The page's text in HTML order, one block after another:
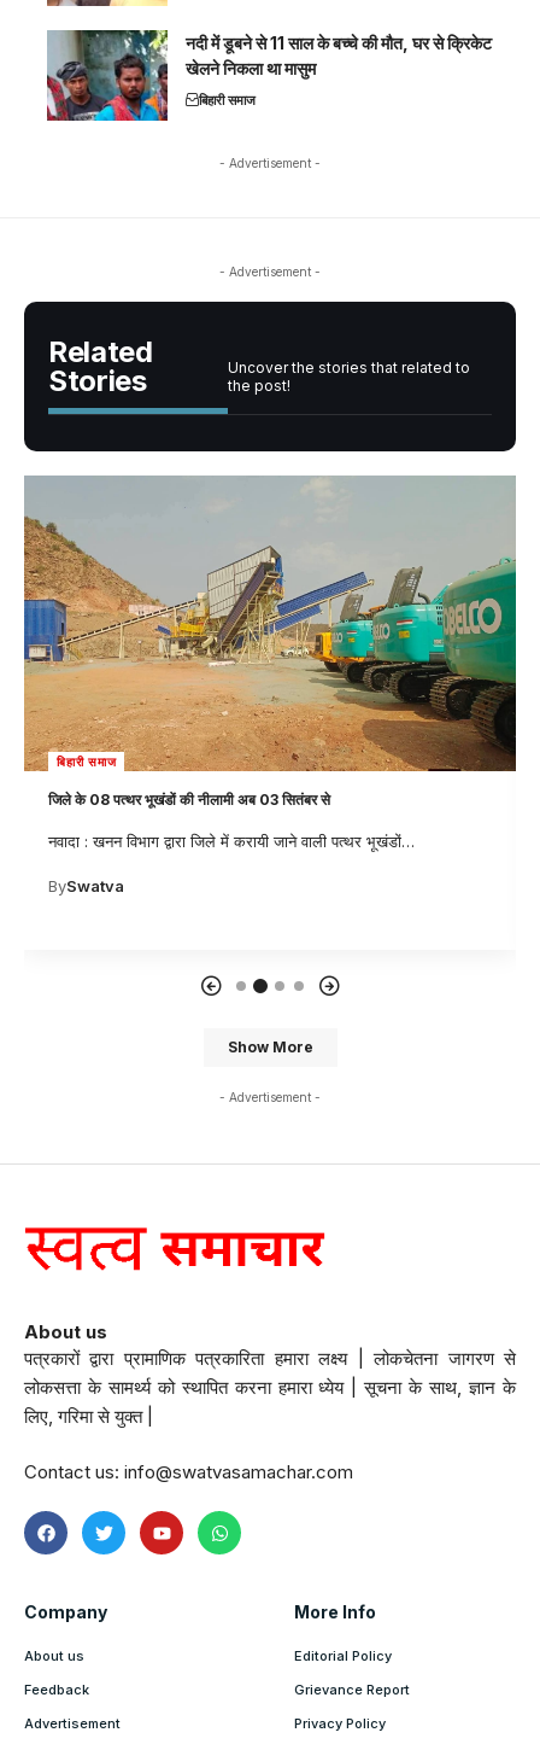
नदी में डूबने से 11 साल के बच्चे की मौत, घर से क्रिकेट
खेलने निकला था मासुम
बिहारी समाज
- Advertisement -
- Advertisement -
Related
Stories
Uncover the stories that related to
the post!
बिहारी समाज
जिले के 08 पत्थर भूखंडों की नीलामी अब 03 सितंबर से
नवादा : खनन विभाग द्वारा जिले में करायी जाने वाली पत्थर भूखंडों…
BySwatva
Show More
- Advertisement -
About us
पत्रकारों द्वारा प्रामाणिक पत्रकारिता हमारा लक्ष्य | लोकचेतना जागरण से
लोकसत्ता के सामर्थ्य को स्थापित करना हमारा ध्येय | सूचना के साथ, ज्ञान के
लिए, गरिमा से युक्त |
Contact us: info@swatvasamachar.com
Company
About us
Feedback
Advertisement
More Info
Editorial Policy
Grievance Report
Privacy Policy